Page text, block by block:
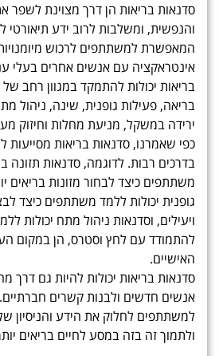
סדנאות בריאות הן דרך מצוינת לשפר
והנפשית, ומשלבות לרוב ידע
המאפשרת למשתתפים לרכוש
אינטראקציה עם אנשים אחרים בעלי
בריאות יכולות להתמקד במגוון רחב של
בריאה, פעילות גופנית, שינה, ניהול
ירידה במשקל, מניעת מחלות וחיזוק
כפי שאמרנו, סדנאות בריאות מסייעות
בדרכים רבות. לדוגמה, סדנאות תזונה
משתתפים כיצד לבחור מזונות בריאים
גופנית יכולות ללמד משתתפים כיצד
ויעילים, וסדנאות ניהול מתח יכולות
להתמודד עם לחץ וסטרס, הן במקום
האישיים.
סדנאות בריאות יכולות להיות גם דרך
אנשים חדשים ולבנות קשרים
למשתתפים לחלוק את הידע והניסיון
ולתמוך זה בזה במסע לחיים בריאים